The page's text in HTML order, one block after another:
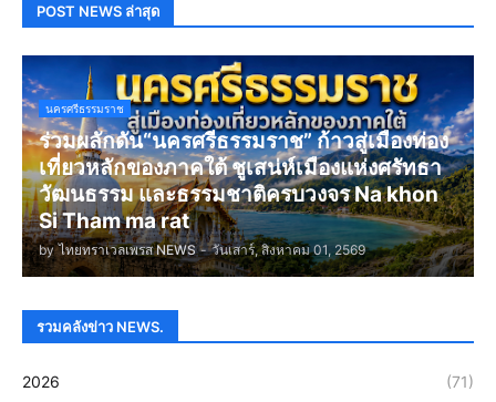
POST NEWS ล่าสุด
นครศรีธรรมราช
ร่วมผลักดัน“นครศรีธรรมราช” ก้าวสู่เมืองท่อง
เที่ยวหลักของภาคใต้ ชูเสน่ห์เมืองแห่งศรัทธา
วัฒนธรรม และธรรมชาติครบวงจร Na khon
Si Tham ma rat
by ไทยทราเวลเพรส NEWS - วันเสาร์, สิงหาคม 01, 2569
รวมคลังข่าว NEWS.
2026 (71)